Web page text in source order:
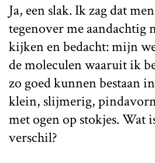
Ja, een slak. Ik zag dat
tegenover me aandachtig
kijken en bedacht: mijn
de moleculen waaruit ik
zo goed kunnen bestaan
klein, slijmerig,
met ogen op stokjes. Wat
verschil?